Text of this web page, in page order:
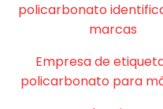
policarbonato
marcas
Empresa de
policarbonato para